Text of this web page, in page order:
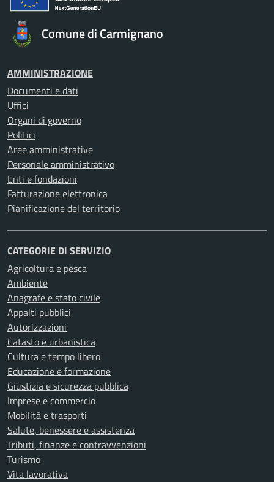
Comune di Carmignano
AMMINISTRAZIONE
Documenti e dati
Uffici
Organi di governo
Politici
Aree amministrative
Personale amministrativo
Enti e fondazioni
Fatturazione elettronica
Pianificazione del territorio
CATEGORIE DI SERVIZIO
Agricoltura e pesca
Ambiente
Anagrafe e stato civile
Appalti pubblici
Autorizzazioni
Catasto e urbanistica
Cultura e tempo libero
Educazione e formazione
Giustizia e sicurezza pubblica
Imprese e commercio
Mobilità e trasporti
Salute, benessere e assistenza
Tributi, finanze e contravvenzioni
Turismo
Vita lavorativa